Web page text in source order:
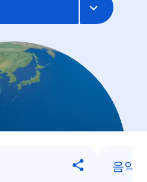
음악